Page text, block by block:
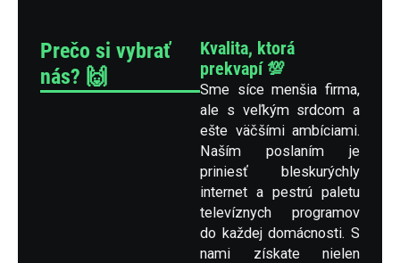
Prečo si vybrať
nás? 🙌
Kvalita, ktorá
prekvapí 💯
Sme síce menšia firma,
ale s veľkým srdcom a
ešte väčšími ambíciami.
Naším poslaním je
priniesť bleskurýchly
internet a pestrú paletu
televíznych programov
do každej domácnosti. S
nami získate nielen